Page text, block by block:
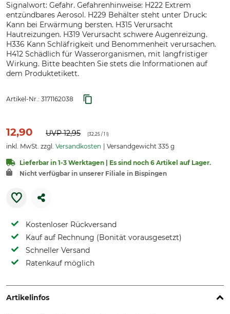
Signalwort: Gefahr. Gefahrenhinweise: H222 Extrem
entzündbares Aerosol. H229 Behälter steht unter Druck:
Kann bei Erwärmung bersten. H315 Verursacht
Hautreizungen. H319 Verursacht schwere Augenreizung.
H336 Kann Schläfrigkeit und Benommenheit verursachen.
H412 Schädlich für Wasserorganismen, mit langfristiger
Wirkung. Bitte beachten Sie stets die Informationen auf
dem Produktetikett.
Artikel-Nr.: 3171162038
12,90 UVP12,95 (32,25 / 1 l)
inkl. MwSt. zzgl. Versandkosten Versandgewicht 335 g
Lieferbar in 1-3 Werktagen | Es sind noch 6 Artikel auf Lager.
Nicht verfügbar in unserer Filiale in Bispingen
Kostenloser Rückversand
Kauf auf Rechnung (Bonität vorausgesetzt)
Schneller Versand
Ratenkauf möglich
Artikelinfos